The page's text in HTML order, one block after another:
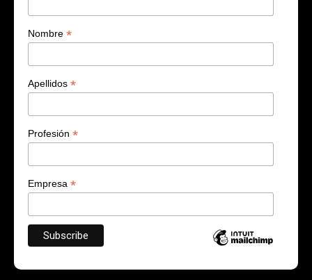
Nombre *
Apellidos *
Profesión *
Empresa *